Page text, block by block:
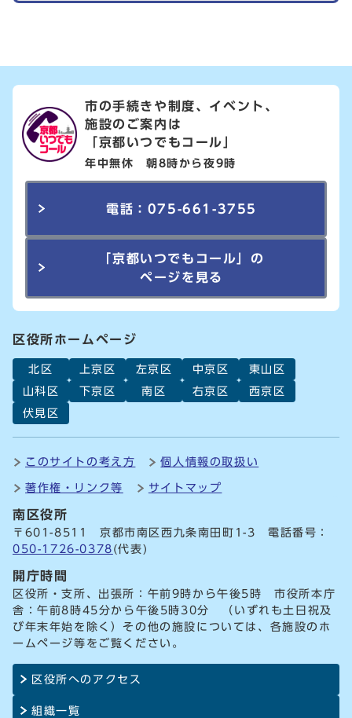
市の手続きや制度、イベント、
施設のご案内は
「京都いつでもコール」
年中無休 朝8時から夜9時
電話：075-661-3755
「京都いつでもコール」の
ページを見る
区役所ホームページ
北区 上京区 左京区 中京区
東山区
山科区
下京区 南区 右京区
西京区
伏見区
このサイトの考え方 個人情報の取扱い
著作権・リンク等 サイトマップ
南区役所
〒601-8511 京都市南区西九条南田町1-3 電話番号：
050-1726-0378 (代表)
開庁時間
区役所・支所、出張所：午前9時から午後5時 市役所本庁
舎：午前8時45分から午後5時30分 （いずれも土日祝及
び年末年始を除く）その他の施設については、各施設のホ
ームページ等をご覧ください。
区役所へのアクセス
組織一覧